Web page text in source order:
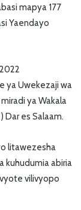
mapya 177
Yaendayo
ya Uwekezaji wa
ya Wakala
Dar es Salaam.
litawezesha
kuhudumia abiria
vilivyopo